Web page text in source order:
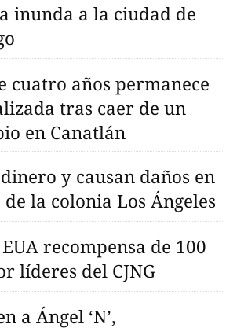
inunda a la ciudad de
cuatro años permanece
tras caer de un
en Canatlán
y causan daños en
la colonia Los Ángeles
recompensa de 100
líderes del CJNG
a Ángel ‘N’,